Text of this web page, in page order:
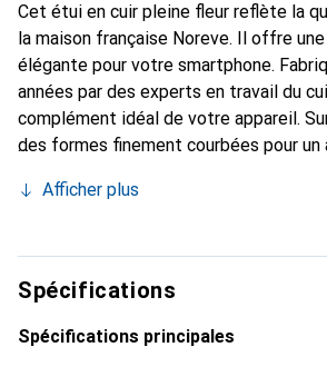
Cet étui en cuir pleine fleur reflète la
la maison française Noreve. Il offre
élégante pour votre smartphone.
années par des experts en travail du
complément idéal de votre appareil.
des formes finement courbées pour
smartphone. La marque Noreve est
reste toujours un excellent choix pour
Afficher plus
Spécifications
Spécifications principales